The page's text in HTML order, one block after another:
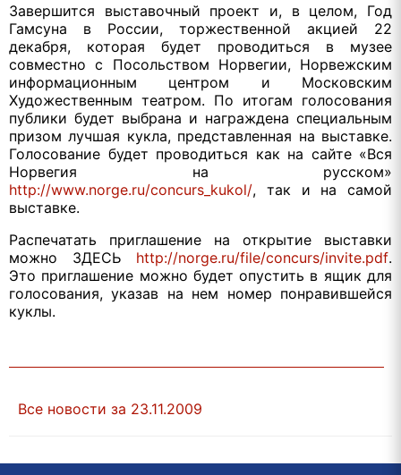
Завершится выставочный проект и, в целом, Год
Гамсуна в России, торжественной акцией 22
декабря, которая будет проводиться в музее
совместно с Посольством Норвегии, Норвежским
информационным центром и Московским
Художественным театром. По итогам голосования
публики будет выбрана и награждена специальным
призом лучшая кукла, представленная на выставке.
Голосование будет проводиться как на сайте «Вся
Норвегия на русском»
http://www.norge.ru/concurs_kukol/, так и на самой
выставке.
Распечатать приглашение на открытие выставки
можно ЗДЕСЬ http://norge.ru/file/concurs/invite.pdf.
Это приглашение можно будет опустить в ящик для
голосования, указав на нем номер понравившейся
куклы.
Все новости за 23.11.2009